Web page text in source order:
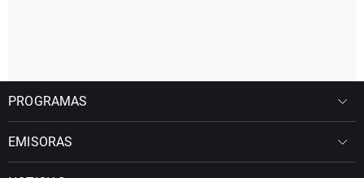
PROGRAMAS
EMISORAS